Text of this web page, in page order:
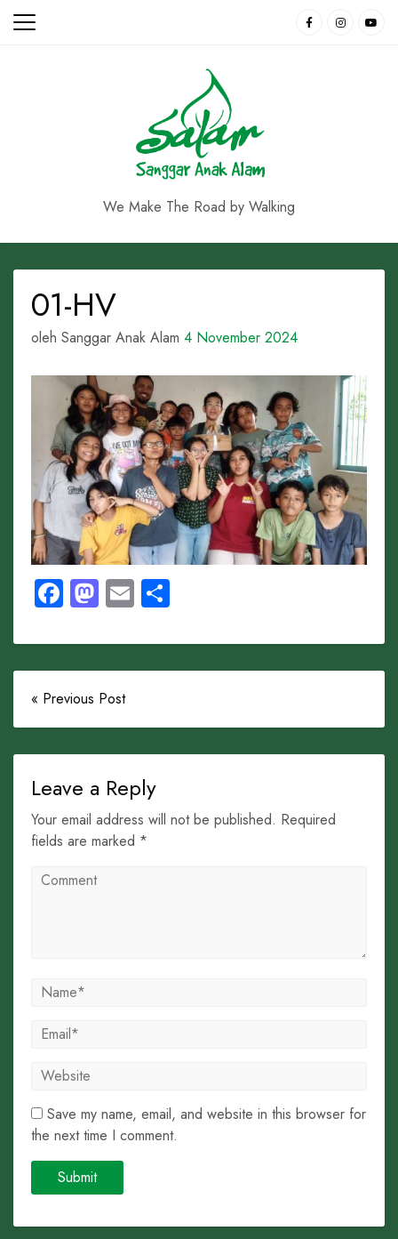
Skip
We Make The Road by Walking
01-HV
oleh Sanggar Anak Alam 4 November 2024
Facebook
Mastodon
Email
« Previous Post
Leave a Reply
Your email address will not be published. Required
fields are marked *
Save my name, email, and website in this browser for
the next time I comment.